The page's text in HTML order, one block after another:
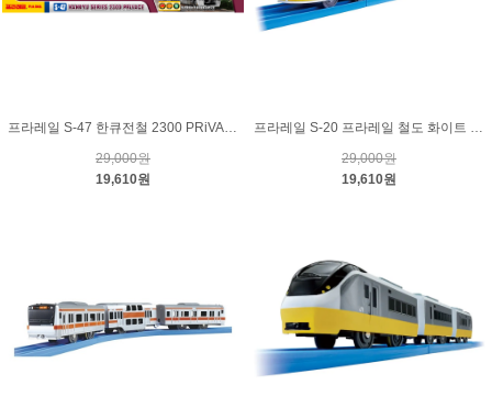
프라레일 S-47 한큐전철 2300 PRiVACE
29,000원
19,610원
프라레일 S-20 프라레일 철도 화이트 스트림
29,000원
19,610원